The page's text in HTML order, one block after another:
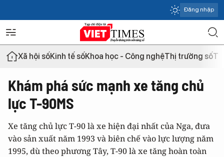
Đăng nhập
Xã hội sốKinh tế sốKhoa học - Công nghệThị trường số
Khám phá sức mạnh xe tăng chủ
lực T-90MS
Xe tăng chủ lực T-90 là xe hiện đại nhất của Nga, đưa
vào sản xuất năm 1993 và biên chế vào lực lượng năm
1995, dù theo phương Tây, T-90 là xe tăng hoàn toàn